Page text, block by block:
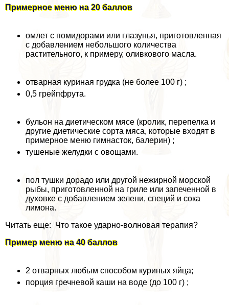
Примерное меню на 20 баллов
омлет с помидорами или глазунья, приготовленная
с добавлением небольшого количества
растительного, к примеру, оливкового масла.
отварная куриная грудка (не более 100 г) ;
0,5 грейпфрута.
бульон на диетическом мясе (кролик, перепелка и
другие диетические сорта мяса, которые входят в
примерное меню гимнасток, балерин) ;
тушеные желудки с овощами.
пол тушки дорадо или другой нежирной морской
рыбы, приготовленной на гриле или запеченной в
духовке с добавлением зелени, специй и сока
лимона.
Читать еще: Что такое ударно-волновая терапия?
Пример меню на 40 баллов
2 отварных любым способом куриных яйца;
порция гречневой каши на воде (до 100 г) ;